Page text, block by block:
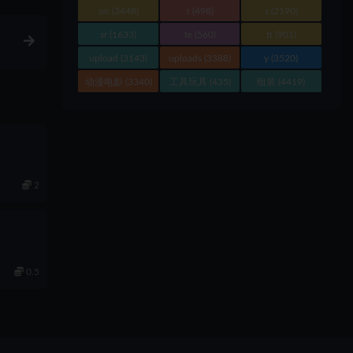
2
0.5
on (3448) s (2190)
sr (1633) tt (901)
upload (3143) uploads (3388) y (3520)
动漫电影 (3340) 工具玩具 (435) 组装 (4419)